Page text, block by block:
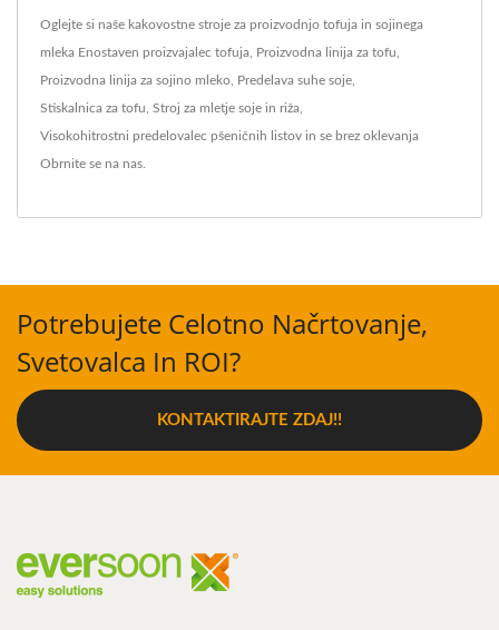
Oglejte si naše kakovostne stroje za proizvodnjo tofuja in sojinega
mleka Enostaven proizvajalec tofuja Proizvodna linija za tofu
Proizvodna linija za sojino mleko Predelava suhe soje
Stiskalnica za tofu Stroj za mletje soje in riža
Visokohitrostni predelovalec pšeničnih listov in se brez oklevanja
Obrnite se na nas
Potrebujete Celotno Načrtovanje,
Svetovalca In ROI?
KONTAKTIRAJTE ZDAJ!!